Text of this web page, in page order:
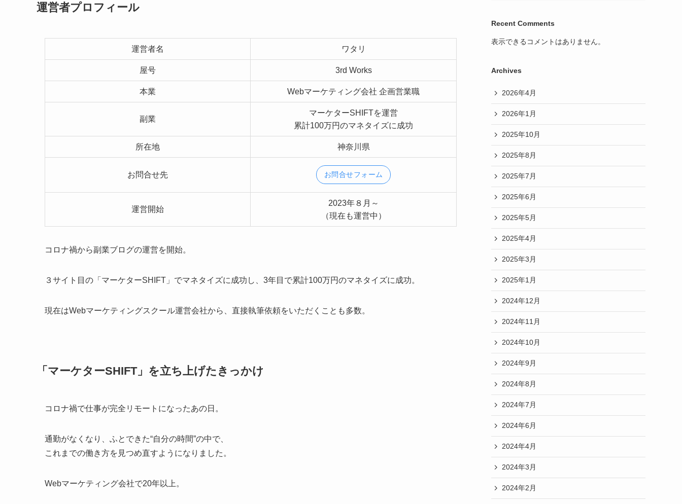
運営者プロフィール
運営者名 ワタリ
屋号 3rd Works
本業 Webマーケティング会社 企画営業職
副業
マーケターSHIFTを運営
累計100万円のマネタイズに成功
所在地 神奈川県
お問合せ先 お問合せフォーム
運営開始
2023年８月～
（現在も運営中）
コロナ禍から副業ブログの運営を開始。
３サイト目の「マーケターSHIFT」でマネタイズに成功し、3年目で累計100万円のマネタイズに成功。
現在はWebマーケティングスクール運営会社から、直接執筆依頼をいただくことも多数。
「マーケターSHIFT」を立ち上げたきっかけ
コロナ禍で仕事が完全リモートになったあの日。
通勤がなくなり、ふとできた“自分の時間”の中で、
これまでの働き方を見つめ直すようになりました。
Webマーケティング会社で20年以上。
Recent Comments
表示できるコメントはありません。
Archives
2026年4月
2026年1月
2025年10月
2025年8月
2025年7月
2025年6月
2025年5月
2025年4月
2025年3月
2025年1月
2024年12月
2024年11月
2024年10月
2024年9月
2024年8月
2024年7月
2024年6月
2024年4月
2024年3月
2024年2月